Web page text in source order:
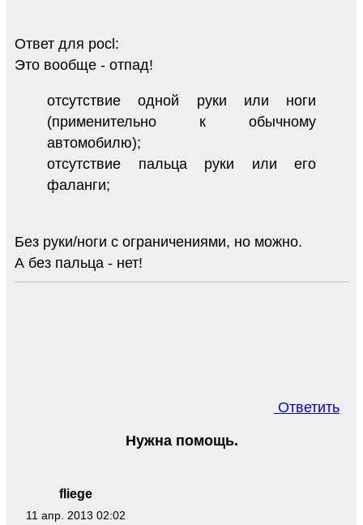
Ответ для pocl:
Это вообще - отпад!
отсутствие одной руки или ноги
(применительно к обычному
автомобилю);
отсутствие пальца руки или его
фаланги;
Без руки/ноги с ограничениями, но можно.
А без пальца - нет!
Ответить
fliege
11 апр. 2013 02:02
Нужна помощь.